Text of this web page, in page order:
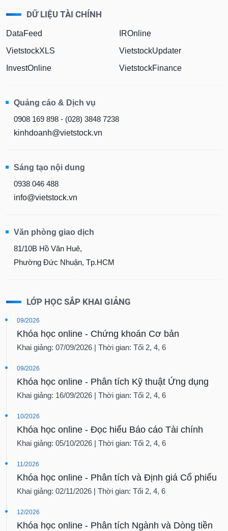
DỮ LIỆU TÀI CHÍNH
DataFeed
VietstockXLS
InvestOnline
IROnline
VietstockUpdater
VietstockFinance
Quảng cáo & Dịch vụ
0908 169 898 - (028) 3848 7238
kinhdoanh@vietstock.vn
Sáng tạo nội dung
0938 046 488
info@vietstock.vn
Văn phòng giao dịch
81/10B Hồ Văn Huê,
Phường Đức Nhuận, Tp.HCM
LỚP HỌC SẮP KHAI GIẢNG
09/2026
Khóa học online - Chứng khoán Cơ bản
Khai giảng: 07/09/2026 | Thời gian: Tối 2, 4, 6
09/2026
Khóa học online - Phân tích Kỹ thuật Ứng dụng
Khai giảng: 16/09/2026 | Thời gian: Tối 2, 4, 6
10/2026
Khóa học online - Đọc hiểu Báo cáo Tài chính
Khai giảng: 05/10/2026 | Thời gian: Tối 2, 4, 6
11/2026
Khóa học online - Phân tích và Định giá Cổ phiếu
Khai giảng: 02/11/2026 | Thời gian: Tối 2, 4, 6
12/2026
Khóa học online - Phân tích Ngành và Dòng tiền